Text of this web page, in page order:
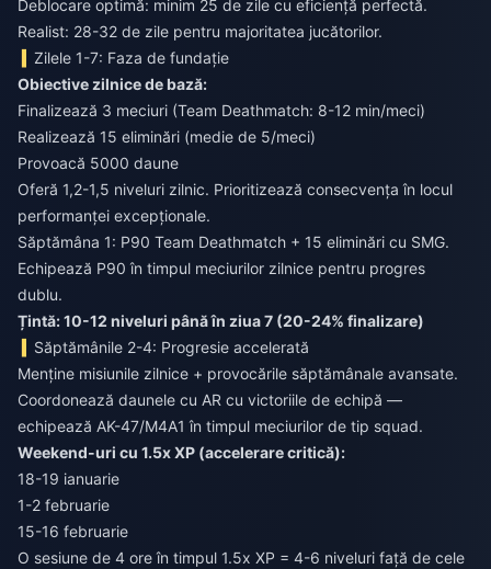
Deblocare optimă: minim 25 de zile cu eficiență perfectă.
Realist: 28-32 de zile pentru majoritatea jucătorilor.
Zilele 1-7: Faza de fundație
Obiective zilnice de bază:
Finalizează 3 meciuri (Team Deathmatch: 8-12 min/meci)
Realizează 15 eliminări (medie de 5/meci)
Provoacă 5000 daune
Oferă 1,2-1,5 niveluri zilnic. Prioritizează consecvența în locul
performanței excepționale.
Săptămâna 1: P90 Team Deathmatch + 15 eliminări cu SMG.
Echipează P90 în timpul meciurilor zilnice pentru progres
dublu.
Țintă: 10-12 niveluri până în ziua 7 (20-24% finalizare)
Săptămânile 2-4: Progresie accelerată
Menține misiunile zilnice + provocările săptămânale avansate.
Coordonează daunele cu AR cu victoriile de echipă —
echipează AK-47/M4A1 în timpul meciurilor de tip squad.
Weekend-uri cu 1.5x XP (accelerare critică):
18-19 ianuarie
1-2 februarie
15-16 februarie
O sesiune de 4 ore în timpul 1.5x XP = 4-6 niveluri față de cele